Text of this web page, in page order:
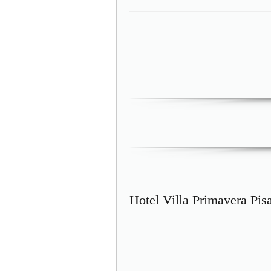
Hotel Villa Primavera